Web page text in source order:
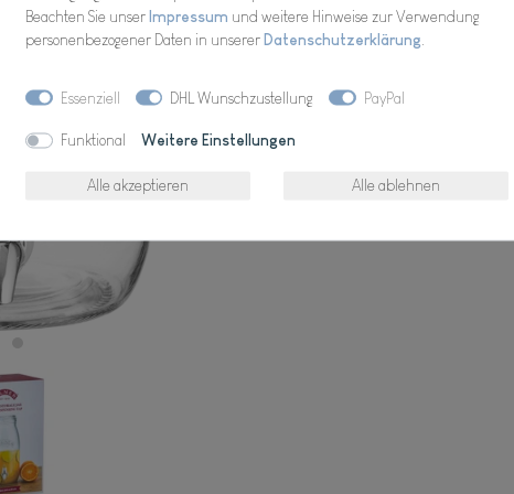
Beachten Sie unserImpressum und weitere Hinweise zur Verwendung
personenbezogener Daten in unsererDaten­schutz­erklärung
Essenziell DHL Wunschzustellung PayPal
Funktional Weitere Einstellungen
Alle akzeptieren Alle ablehnen